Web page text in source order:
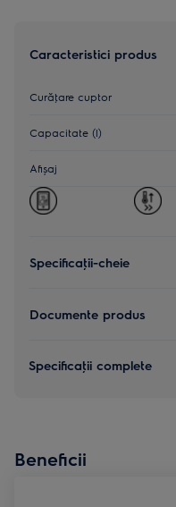
Caracteristici produs
Curăţare cuptor
Capacitate (l)
Afișaj
Specificaţii-cheie
Documente produs
Specificaţii complete
Beneficii